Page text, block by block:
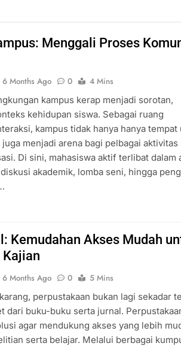
Menggali Proses
6 Months Ago 0
4 Mins
kampus kerap menjadi sorotan,
kehidupan siswa. Sebagai ruang
kampus tidak hanya hanya tempat
menjadi arena bagi pelbagai aktivitas
Di sini, mahasiswa aktif terlibat dalam
akademik, lomba seni, hingga
Kemudahan Akses Mudah
6 Months Ago 0
5 Mins
perpustakaan bukan lagi sekadar
dari buku-buku serta jurnal.
agar mendukung akses yang lebih
serta belajar. Melalui berbagai